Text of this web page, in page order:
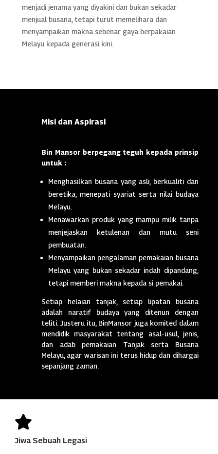
menjadi jenama yang diyakini dan bukan sekadar
menjual busana, tetapi turut memelihara dan
menyampaikan makna sebenar gaya berpakaian
Melayu kepada generasi kini.
Misi dan Aspirasi
Bin Mansor berpegang teguh kepada prinsip
untuk :
Menghasilkan busana yang asli, berkualiti dan
beretika, menepati syariat serta nilai budaya
Melayu.
Menawarkan produk yang mampu milik tanpa
menjejaskan ketulenan dan mutu seni
pembuatan.
Menyampaikan pengalaman pemakaian busana
Melayu yang bukan sekadar indah dipandang,
tetapi memberi makna kepada si pemakai.
Setiap helaian tanjak, setiap lipatan busana
adalah naratif budaya yang ditenun dengan
teliti. Justeru itu, BinMansor juga komited dalam
mendidik masyarakat tentang asal-usul, jenis,
dan adab pemakaian Tanjak serta Busana
Melayu, agar warisan ini terus hidup dan dihargai
sepanjang zaman.

Jiwa Sebuah Legasi